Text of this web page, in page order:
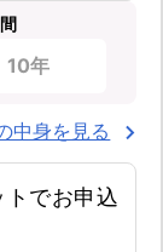
10年
中身を見る
でお申込